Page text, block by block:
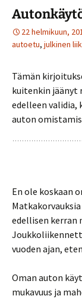
22 helmikuun,
autoetu, julkinen
Tämän
kuitenkin jäänyt
edelleen
auton
En ole koskaan
edellisen kerran
vuoden ajan,
Oman auton
mukavuus ja